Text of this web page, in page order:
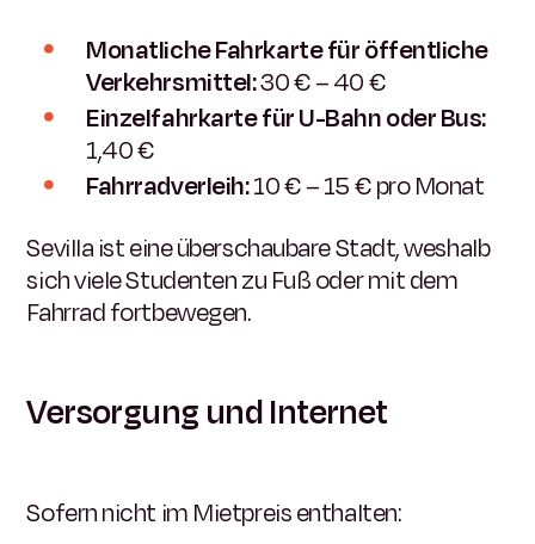
Monatliche Fahrkarte für öffentliche
Verkehrsmittel:30 € – 40 €
Einzelfahrkarte für U-Bahn oder Bus:
1,40 €
Fahrradverleih:10 € – 15 € pro Monat
Sevilla ist eine überschaubare Stadt, weshalb
sich viele Studenten zu Fuß oder mit dem
Fahrrad fortbewegen.
Versorgung und Internet
Sofern nicht im Mietpreis enthalten: